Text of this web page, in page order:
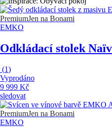
PremiumJen na Bonami
EMKO
Odkládací stolek
(1)
Vyprodáno
9 999 Kč
sledovat
PremiumJen na Bonami
EMKO